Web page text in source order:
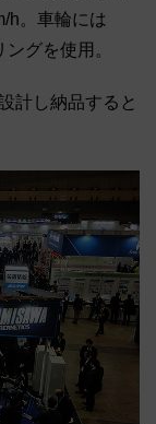
h。車輪には
グを使用。
計し納品すると